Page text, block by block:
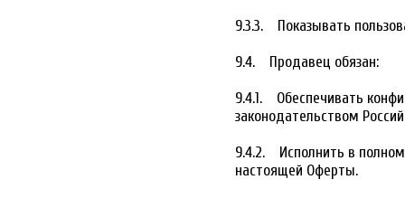
9.3.3. Показывать
9.4. Продавец обязан:
9.4.1. Обеспечивать
законодательством
9.4.2. Исполнить в
настоящей Оферты.